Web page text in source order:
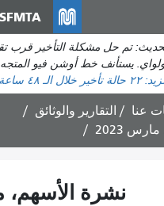
انتقل
إلى
المحتوى
الرئيسي
SFMTA
تم حل مشكلة التأخير قرب
يستأنف خط أوشن فيو المتجه
٢٢ حالة تأخير خلال الـ ٤٨ ساعة الماضية)
عنا
التقارير والوثائق
2023
نشرة الأسهم،